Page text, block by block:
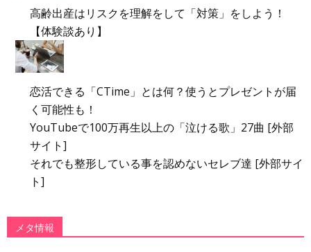
高齢出産はリスクを理解をして「対策」をしよう！
【体験談あり】
恋活できる「CTime」とは何？使うとプレゼントが届
く可能性も！
YouTubeで100万再生以上の「泣ける歌」27曲 [外部
サイト]
それでも整形している事を認めないセレブ達 [外部サイ
ト]
メタ情報